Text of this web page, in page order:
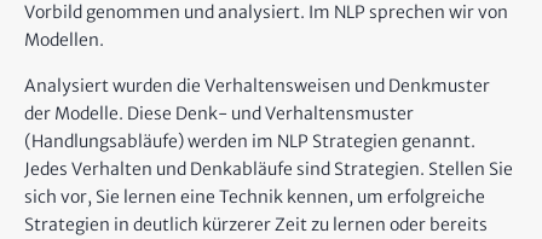
Vorbild genommen und analysiert. Im NLP sprechen wir von
Modellen.
Analysiert wurden die Verhaltensweisen und Denkmuster
der Modelle. Diese Denk- und Verhaltensmuster
(Handlungsabläufe) werden im NLP Strategien genannt.
Jedes Verhalten und Denkabläufe sind Strategien. Stellen Sie
sich vor, Sie lernen eine Technik kennen, um erfolgreiche
Strategien in deutlich kürzerer Zeit zu lernen oder bereits